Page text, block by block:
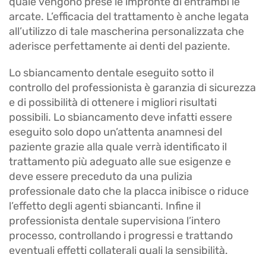
arcate. L’efficacia del trattamento è anche legata
all’utilizzo di tale mascherina personalizzata che
aderisce perfettamente ai denti del paziente.
Lo sbiancamento dentale eseguito sotto il
controllo del professionista è garanzia di sicurezza
e di possibilità di ottenere i migliori risultati
possibili. Lo sbiancamento deve infatti essere
eseguito solo dopo un’attenta anamnesi del
paziente grazie alla quale verrà identificato il
trattamento più adeguato alle sue esigenze e
deve essere preceduto da una pulizia
professionale dato che la placca inibisce o riduce
l’effetto degli agenti sbiancanti. Infine il
professionista dentale supervisiona l’intero
processo, controllando i progressi e trattando
eventuali effetti collaterali quali la sensibilità.